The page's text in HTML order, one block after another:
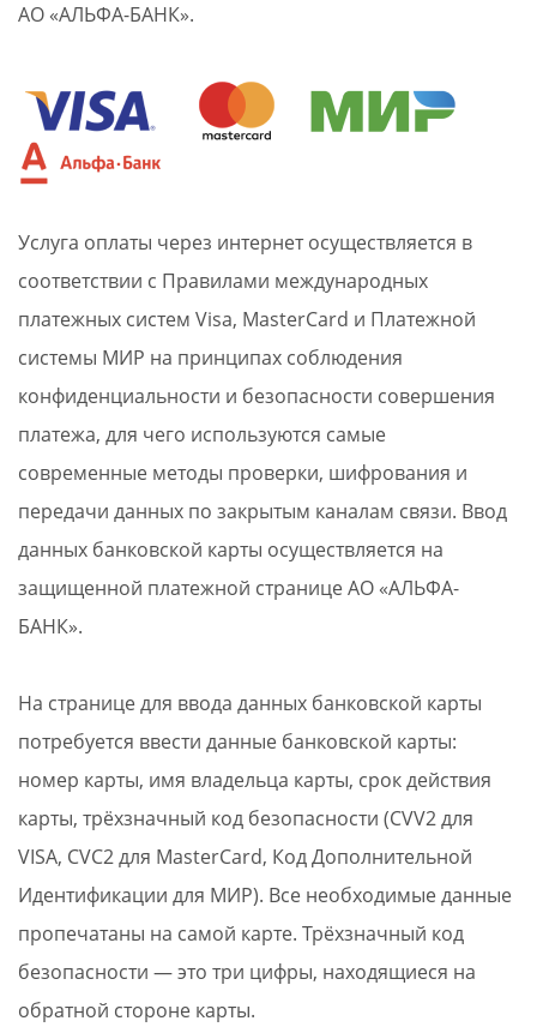
АО «АЛЬФА-БАНК».
Услуга оплаты через интернет осуществляется в
соответствии с Правилами международных
платежных систем Visa, MasterCard и Платежной
системы МИР на принципах соблюдения
конфиденциальности и безопасности совершения
платежа, для чего используются самые
современные методы проверки, шифрования и
передачи данных по закрытым каналам связи. Ввод
данных банковской карты осуществляется на
защищенной платежной странице АО «АЛЬФА-
БАНК».
На странице для ввода данных банковской карты
потребуется ввести данные банковской карты:
номер карты, имя владельца карты, срок действия
карты, трёхзначный код безопасности (CVV2 для
VISA, CVC2 для MasterCard, Код Дополнительной
Идентификации для МИР). Все необходимые данные
пропечатаны на самой карте. Трёхзначный код
безопасности — это три цифры, находящиеся на
обратной стороне карты.